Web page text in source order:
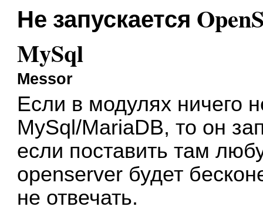
Не запускается
MySql
Messor
Если в модулях ничего
MySql/MariaDB, то он
если поставить там
openserver будет
не отвечать.